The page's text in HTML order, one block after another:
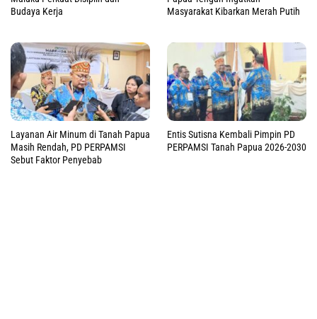
Budaya Kerja
Masyarakat Kibarkan Merah Putih
Layanan Air Minum di Tanah Papua
Masih Rendah, PD PERPAMSI
Sebut Faktor Penyebab
Entis Sutisna Kembali Pimpin PD
PERPAMSI Tanah Papua 2026-2030